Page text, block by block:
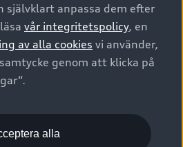
Audi
- Hur påverkas min bil av detta?
All Rights Reserved.
Audi AG
cookies
självklart anpassa dem efter
vår integritetspolicy, en
av alla cookies vi använder,
genom att klicka på
alla